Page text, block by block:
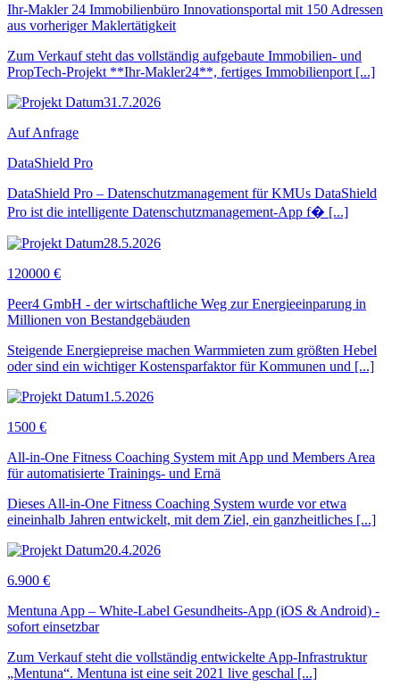
Ihr-Makler 24 Immobilienbüro Innovationsportal mit 150 Adressen
aus vorheriger Maklertätigkeit
Zum Verkauf steht das vollständig aufgebaute Immobilien- und
PropTech-Projekt **Ihr-Makler24**, fertiges Immobilienport [...]
31.7.2026
Auf Anfrage
DataShield Pro
DataShield Pro – Datenschutzmanagement für KMUs DataShield
Pro ist die intelligente Datenschutzmanagement-App f� [...]
28.5.2026
120000 €
Peer4 GmbH - der wirtschaftliche Weg zur Energieeinparung in
Millionen von Bestandgebäuden
Steigende Energiepreise machen Warmmieten zum größten Hebel
oder sind ein wichtiger Kostensparfaktor für Kommunen und [...]
1.5.2026
1500 €
All-in-One Fitness Coaching System mit App und Members Area
für automatisierte Trainings- und Ernä
Dieses All-in-One Fitness Coaching System wurde vor etwa
eineinhalb Jahren entwickelt, mit dem Ziel, ein ganzheitliches [...]
20.4.2026
6.900 €
Mentuna App – White-Label Gesundheits-App (iOS & Android) -
sofort einsetzbar
Zum Verkauf steht die vollständig entwickelte App-Infrastruktur
„Mentuna“. Mentuna ist eine seit 2021 live geschal [...]